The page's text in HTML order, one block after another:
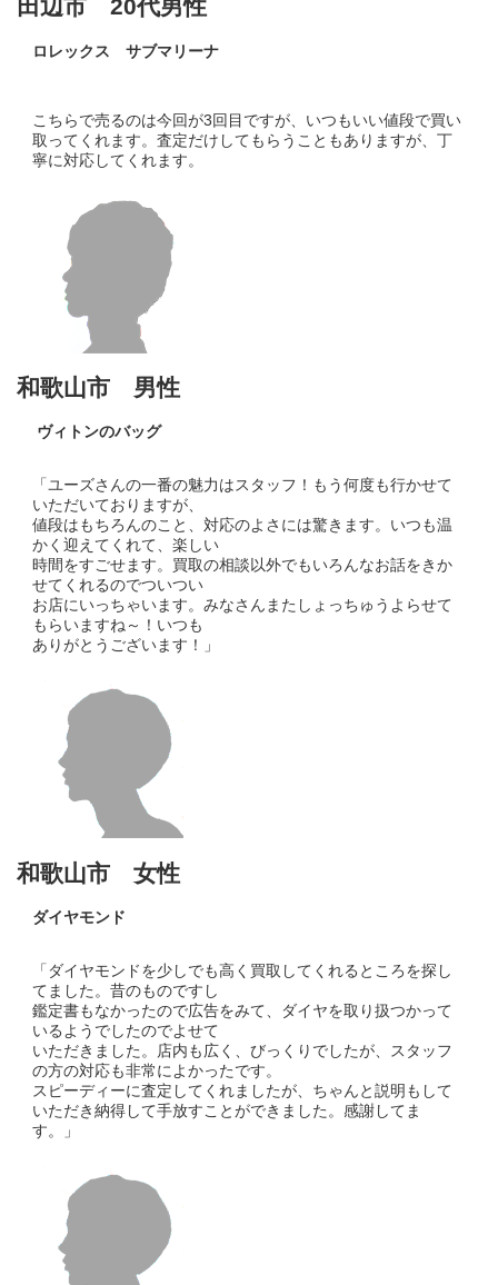
田辺市 20代男性
ロレックス サブマリーナ
こちらで売るのは今回が3回目ですが、いつもいい値段で買い
取ってくれます。査定だけしてもらうこともありますが、丁
寧に対応してくれます。
和歌山市 男性
ヴィトンのバッグ
「ユーズさんの一番の魅力はスタッフ！もう何度も行かせて
いただいておりますが、
値段はもちろんのこと、対応のよさには驚きます。いつも温
かく迎えてくれて、楽しい
時間をすごせます。買取の相談以外でもいろんなお話をきか
せてくれるのでついつい
お店にいっちゃいます。みなさんまたしょっちゅうよらせて
もらいますね～！いつも
ありがとうございます！」
和歌山市 女性
ダイヤモンド
「ダイヤモンドを少しでも高く買取してくれるところを探し
てました。昔のものですし
鑑定書もなかったので広告をみて、ダイヤを取り扱つかって
いるようでしたのでよせて
いただきました。店内も広く、びっくりでしたが、スタッフ
の方の対応も非常によかったです。
スピーディーに査定してくれましたが、ちゃんと説明もして
いただき納得して手放すことができました。感謝してま
す。」